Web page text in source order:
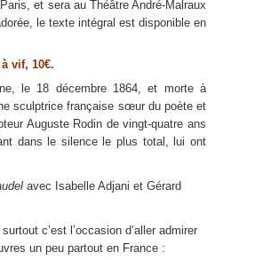
et sera au Théâtre André-Malraux
le texte intégral est disponible en
vif, 10€.
le 18 décembre 1864, et morte à
sculptrice française sœur du poète et
Auguste Rodin de vingt-quatre ans
dans le silence le plus total, lui ont
avec Isabelle Adjani et Gérard
c’est l’occasion d’aller admirer
un peu partout en France :